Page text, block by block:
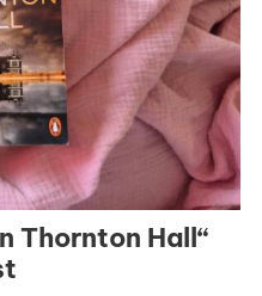
Thornton Hall“